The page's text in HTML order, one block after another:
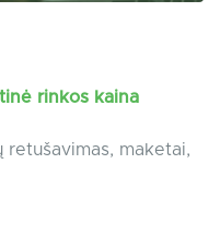
rinkos kaina
retušavimas, maketai,